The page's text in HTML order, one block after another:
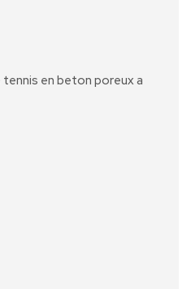
en beton poreux a